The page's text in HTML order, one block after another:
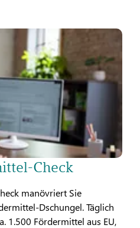
Check
manövriert Sie
Dschungel. Täglich
1.500 Fördermittel aus EU,